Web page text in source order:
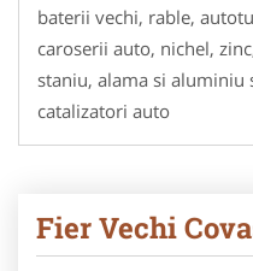
baterii vechi, rable,
caroserii auto, nichel,
staniu, alama si aluminiu
catalizatori auto
Fier Vechi